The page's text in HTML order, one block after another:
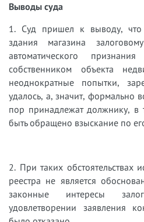
Выводы суда
1. Суд пришел к выводу,
здания магазина
автоматического
собственником объекта
неоднократные попытки,
удалось, а, значит, формально
пор принадлежат должнику, в
быть обращено взыскание по
2. При таких обстоятельствах
реестра не является
законные интересы
удовлетворении заявления